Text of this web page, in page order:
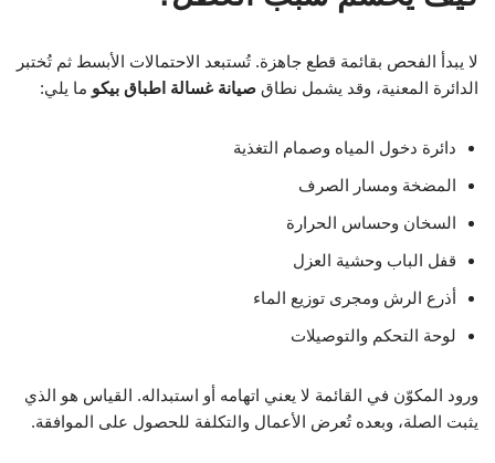
لا يبدأ الفحص بقائمة قطع جاهزة. تُستبعد الاحتمالات الأبسط ثم تُختبر
الدائرة المعنية، وقد يشمل نطاق صيانة غسالة اطباق بيكو ما يلي:
دائرة دخول المياه وصمام التغذية
المضخة ومسار الصرف
السخان وحساس الحرارة
قفل الباب وحشية العزل
أذرع الرش ومجرى توزيع الماء
لوحة التحكم والتوصيلات
ورود المكوّن في القائمة لا يعني اتهامه أو استبداله. القياس هو الذي
يثبت الصلة، وبعده تُعرض الأعمال والتكلفة للحصول على الموافقة.